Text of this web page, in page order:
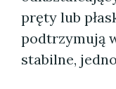
pręty lub
podtrzymują
stabilne,